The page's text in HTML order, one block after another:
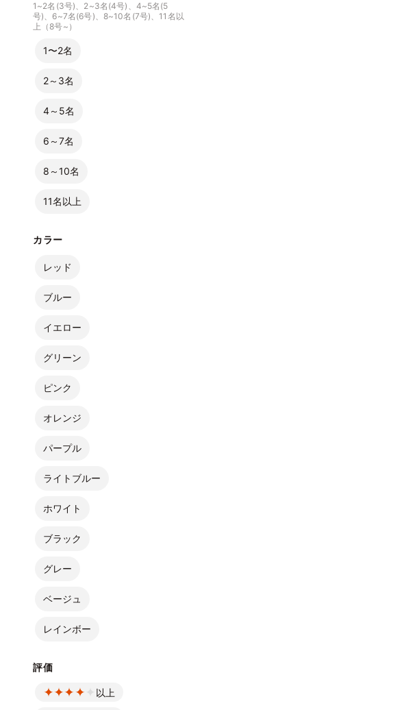
1~2名(3号)、2~3名(4号)、4~5名(5
号)、6~7名(6号)、8~10名(7号)、11名以
上（8号~）
1〜2名
2～3名
4～5名
6～7名
8～10名
11名以上
カラー
レッド
ブルー
イエロー
グリーン
ピンク
オレンジ
パープル
ライトブルー
ホワイト
ブラック
グレー
ベージュ
レインボー
評価
以上